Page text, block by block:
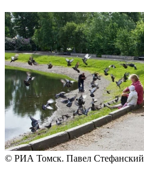
© РИА Томск. Павел Стефанский